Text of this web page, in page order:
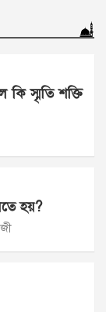
কি স্মৃতি শক্তি
হয়?